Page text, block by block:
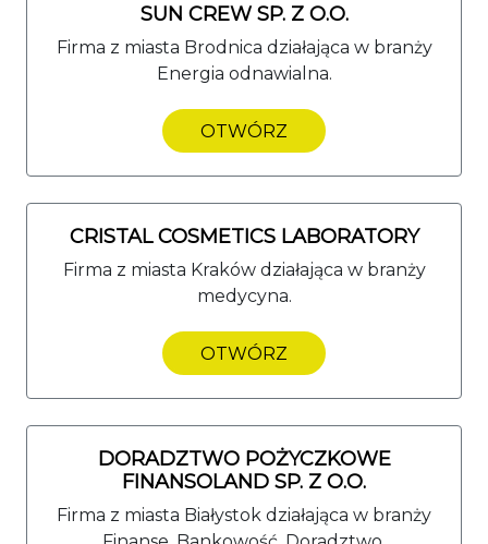
SUN CREW SP. Z O.O.
Firma z miasta Brodnica działająca w branży
Energia odnawialna.
OTWÓRZ
CRISTAL COSMETICS LABORATORY
Firma z miasta Kraków działająca w branży
medycyna.
OTWÓRZ
DORADZTWO POŻYCZKOWE
FINANSOLAND SP. Z O.O.
Firma z miasta Białystok działająca w branży